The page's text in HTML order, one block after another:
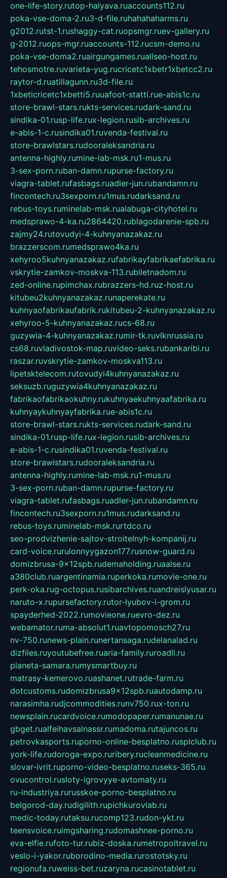
one-life-story.rutop-halyava.ruaccounts112.ru
poka-vse-doma-2.ru3-d-file.ruhahahaharms.ru
g2012.rutst-1.rushaggy-cat.ruopsmgr.ruev-gallery.ru
g-2012.ruops-mgr.ruaccounts-112.rucsm-demo.ru
poka-vse-doma2.ruairgungames.ruallseo-host.ru
tehosmotre.ruvarieta-yug.rucricetc1xbetr1xbetcc2.ru
raytor-d.ruatillagunn.ru3d-file.ru
1xbeticricetc1xbetti5.ruuafoot-statti.rue-abis1c.ru
store-brawl-stars.rukts-services.rudark-sand.ru
sindika-01.rusp-life.rux-legion.rusib-archives.ru
e-abis-1-c.rusindika01.ruvenda-festival.ru
store-brawlstars.rudooraleksandria.ru
antenna-highly.rumine-lab-msk.ru1-mus.ru
3-sex-porn.ruban-damn.rupurse-factory.ru
viagra-tablet.rufasbags.ruadler-jun.rubandamn.ru
fincontech.ru3sexporn.ru1mus.rudarksand.ru
rebus-toys.ruminelab-msk.rualabuga-cityhotel.ru
medsprawo-4-ka.ru2864420.rublagodarenie-spb.ru
zajmy24.rutovudyi-4-kuhnyanazakaz.ru
brazzerscom.rumedsprawo4ka.ru
xehyroo5kuhnyanazakaz.rufabrikayfabrikaefabrika.ru
vskrytie-zamkov-moskva-113.rubiletnadom.ru
zed-online.rupimchax.rubrazzers-hd.ruz-host.ru
kitubeu2kuhnyanazakaz.runaperekate.ru
kuhnyaofabrikaufabrik.rukitubeu-2-kuhnyanazakaz.ru
xehyroo-5-kuhnyanazakaz.rucs-68.ru
guzywia-4-kuhnyanazakaz.rumir-tk.ruvlknrussia.ru
cs68.ruvladivostok-map.ruvideo-seks.rubankaribi.ru
raszar.ruvskrytie-zamkov-moskva113.ru
lipetsktelecom.rutovudyi4kuhnyanazakaz.ru
seksuzb.ruguzywia4kuhnyanazakaz.ru
fabrikaofabrikaokuhny.rukuhnyaekuhnyaafabrika.ru
kuhnyaykuhnyayfabrika.rue-abis1c.ru
store-brawl-stars.rukts-services.rudark-sand.ru
sindika-01.rusp-life.rux-legion.rusib-archives.ru
e-abis-1-c.rusindika01.ruvenda-festival.ru
store-brawlstars.rudooraleksandria.ru
antenna-highly.rumine-lab-msk.ru1-mus.ru
3-sex-porn.ruban-damn.rupurse-factory.ru
viagra-tablet.rufasbags.ruadler-jun.rubandamn.ru
fincontech.ru3sexporn.ru1mus.rudarksand.ru
rebus-toys.ruminelab-msk.rurtdco.ru
seo-prodvizhenie-sajtov-stroitelnyh-kompanij.ru
card-voice.rurulonnyygazon177.rusnow-guard.ru
domizbrusa-9x12spb.rudemaholding.ruaalse.ru
a380club.ruargentinamia.ruperkoka.rumovie-one.ru
perk-oka.rug-octopus.rusibarchives.ruandreislyusar.ru
naruto-x.rupursefactory.rutor-lyubov-i-grom.ru
spayderhed-2022.rumovieone.ruevro-dez.ru
webamator.ruma-absolut1.ruavtopomosch27.ru
nv-750.runews-plain.runertansaga.rudelanalad.ru
dizfiles.ruyoutubefree.ruaria-family.ruroadli.ru
planeta-samara.rumysmartbuy.ru
matrasy-kemerovo.ruashanet.rutrade-farm.ru
dotcustoms.rudomizbrusa9x12spb.ruautodamp.ru
narasimha.rudjcommodities.runv750.rux-ton.ru
newsplain.rucardvoice.rumodopaper.rumanunae.ru
gbget.rualfeihavsalnassr.rumadoma.rutajuncos.ru
petrovkasports.ruporno-online-besplatno.rusplclub.ru
york-life.rudoroga-expo.ruribery.rucleanmedicine.ru
slovar-ivrit.ruporno-video-besplatno.ruseks-365.ru
ovucontrol.rusloty-igrovyye-avtomaty.ru
ru-industriya.rurusskoe-porno-besplatno.ru
belgorod-day.rudigilith.rupichkurovlab.ru
medic-today.rutaksu.rucomp123.rudon-ykt.ru
teensvoice.ruimgsharing.rudomashnee-porno.ru
eva-elfie.rufoto-tur.rubiz-doska.rumetropoltravel.ru
veslo-i-yakor.ruborodino-media.rurostotsky.ru
regionufa.ruweiss-bet.ruzaryna.rucasinotablet.ru